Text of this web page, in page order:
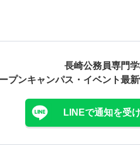
長崎公務員専門
プンキャンパス・ イベント最
LINEで通知を受